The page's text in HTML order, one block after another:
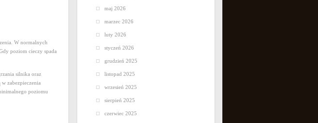
W normalnych
poziom cieczy spada
silnika oraz
w zabezpieczenia
poziomu
maj 2026
marzec 2026
luty 2026
styczeń 2026
grudzień 2025
listopad 2025
wrzesień 2025
sierpień 2025
czerwiec 2025